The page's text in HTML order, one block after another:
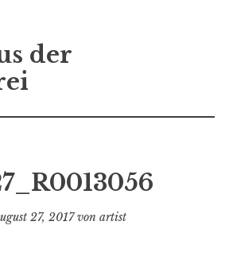
der
27, 2017von artist